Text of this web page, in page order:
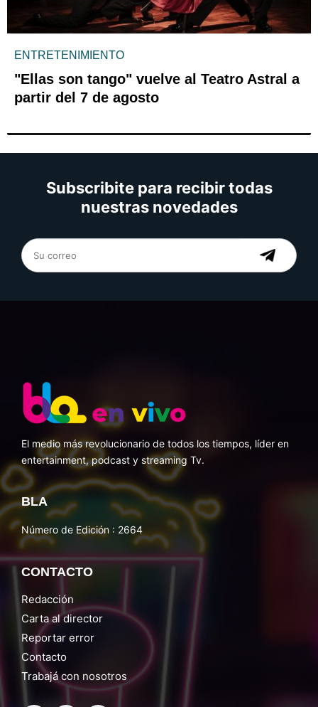
ENTRETENIMIENTO
"Ellas son tango" vuelve al Teatro Astral a
partir del 7 de agosto
Subscribite para recibir todas
nuestras novedades
El medio más revolucionario de todos los tiempos, líder en
entertainment, podcast y streaming Tv.
BLA
Número de Edición : 2664
CONTACTO
Redacción
Carta al director
Reportar error
Contacto
Trabajá con nosotros